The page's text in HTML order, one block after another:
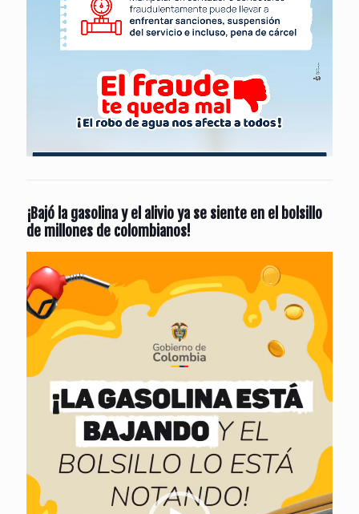
¡Bajó la gasolina y el alivio ya se siente en el bolsillo
de millones de colombianos!
de
vídeo